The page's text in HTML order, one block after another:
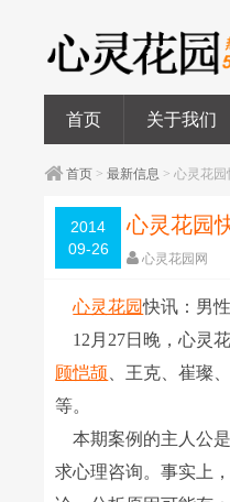
首页 关于我们
首页 >最新信息 > 心灵花
2014
09-26
心灵花园
心灵花园网
心灵花园快讯：男
12月27日晚，心灵
顾恺颉 、王克、崔璨
等。
本期案例的主人公
求心理咨询。事实上